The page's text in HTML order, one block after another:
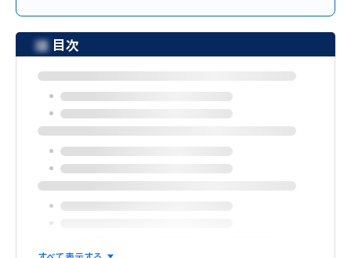
目次